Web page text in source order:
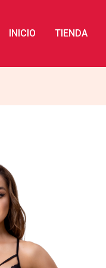
INICIO TIENDA